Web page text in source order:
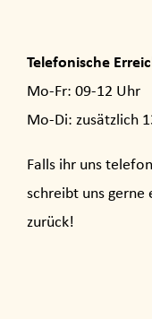
Telefonische
Mo-Fr: 09-12 Uhr
Mo-Di: zusätzlich
Falls ihr uns
schreibt uns
zurück!